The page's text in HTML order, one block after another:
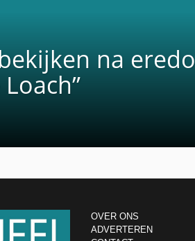
na
OVER ONS
ADVERTEREN